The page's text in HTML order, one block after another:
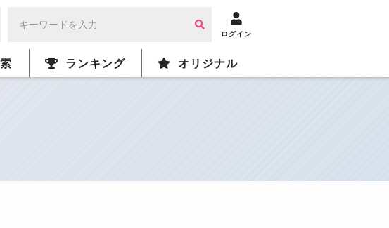
ログイン
ランキング オリジナル